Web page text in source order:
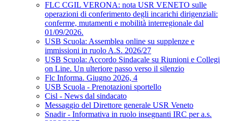
FLC CGIL VERONA: nota USR VENETO sulle
operazioni di conferimento degli incarichi dirigenziali:
conferme, mutamenti e mobilità interregionale dal
01/09/2026.
USB Scuola: Assemblea online su supplenze e
immissioni in ruolo A.S. 2026/27
USB Scuola: Accordo Sindacale su Riunioni e Collegi
on Line. Un ulteriore passo verso il silenzio
Flc Informa. Giugno 2026, 4
USB Scuola - Prenotazioni sportello
Cisl - News dal sindacato
Messaggio del Direttore generale USR Veneto
Snadir - Informativa in ruolo insegnanti IRC per a.s.